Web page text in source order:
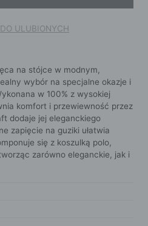
ULUBIONYCH
na stójce w modnym,
wybór na specjalne okazje i
w 100% z wysokiej
komfort i przewiewność przez
dodaje jej eleganckiego
zapięcie na guziki ułatwia
się z koszulką polo,
zarówno eleganckie, jak i